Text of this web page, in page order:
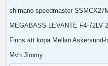
shimano speedmaster
MEGABASS LEVANTE F4-72LV
Finns att köpa Mellan Askersund-
Mvh Jimmy